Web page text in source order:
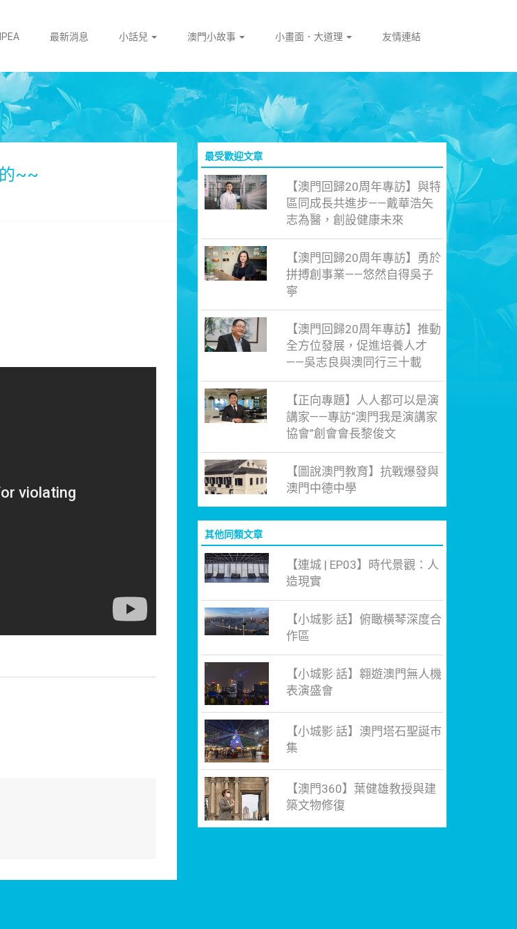
最新消息 小話兒 澳門小故事 小畫面．大道理 友情連結
~~
最受歡迎文章
【澳門回歸20周年專訪】與特
區同成長共進步——戴華浩矢
志為醫，創設健康未來
【澳門回歸20周年專訪】勇於
拼搏創事業——悠然自得吳子
寧
【澳門回歸20周年專訪】推動
全方位發展，促進培養人才
——吳志良與澳同行三十載
【正向專題】人人都可以是演
講家——專訪“澳門我是演講家
協會”創會會長黎俊文
【圖說澳門教育】抗戰爆發與
澳門中德中學
其他同類文章
【連城 | EP03】時代景觀：人
造現實
【小城影·話】俯瞰橫琴深度合
作區
【小城影·話】翱遊澳門無人機
表演盛會
【小城影·話】澳門塔石聖誕市
集
【澳門360】葉健雄教授與建
築文物修復